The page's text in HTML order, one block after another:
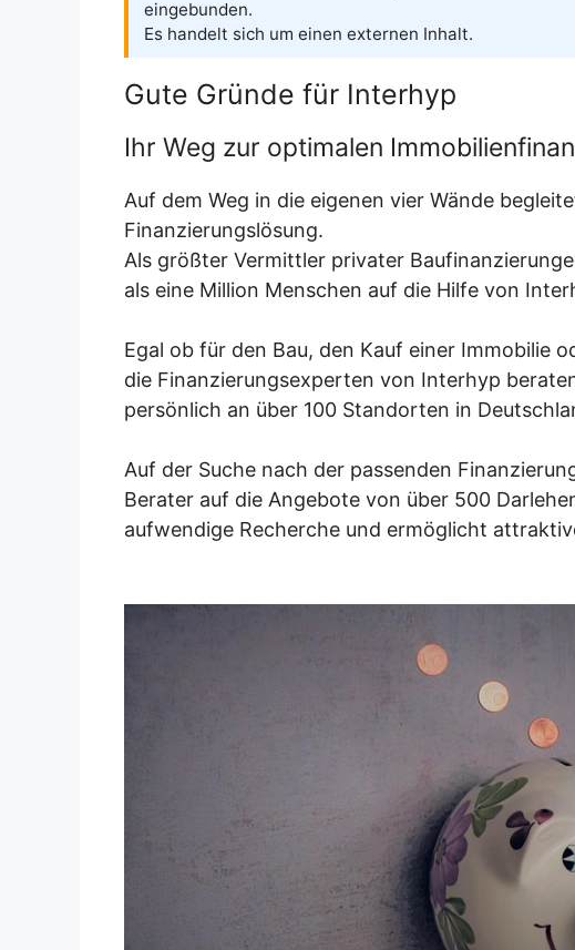
eingebunden.
Es handelt sich um einen externen Inhalt.
Gute Gründe für Interhyp
Ihr Weg zur optimalen
Auf dem Weg in die eigenen vier Wände
Finanzierungslösung.
Als größter Vermittler privater
als eine Million Menschen auf die Hilfe von
Egal ob für den Bau, den Kauf einer Immobilie
die Finanzierungsexperten von Interhyp
persönlich an über 100 Standorten in
Auf der Suche nach der passenden
Berater auf die Angebote von über 500
aufwendige Recherche und ermöglicht